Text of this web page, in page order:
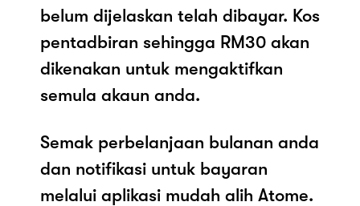
belum dijelaskan telah dibayar. Kos
pentadbiran sehingga RM30 akan
dikenakan untuk mengaktifkan
semula akaun anda.
Semak perbelanjaan bulanan anda
dan notifikasi untuk bayaran
melalui aplikasi mudah alih Atome.